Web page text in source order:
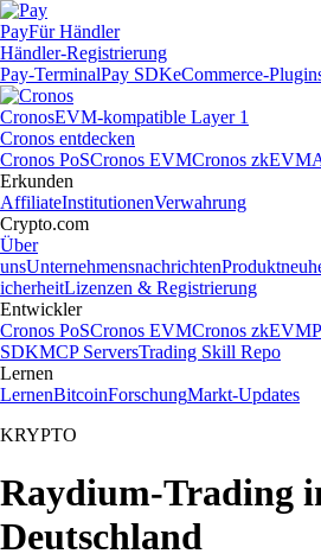
PayFür Händler
Händler-Registrierung
Pay-TerminalPay SDKeCommerce-
CronosEVM-kompatible Layer 1
Cronos entdecken
Cronos PoSCronos EVMCronos zkEVM
Erkunden
AffiliateInstitutionenVerwahrung
Crypto.com
Über
unsUnternehmensnachrichten
icherheitLizenzen & Registrierung
Entwickler
Cronos PoSCronos EVMCronos zkEVM
SDKMCP ServersTrading Skill Repo
Lernen
LernenBitcoinForschungMarkt-Updates
KRYPTO
Raydium-Trading
Deutschland